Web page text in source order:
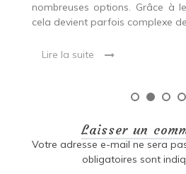
nombreuses options. Grâce à
cela devient parfois complexe
Lire la suite
Laisser un
Votre adresse e-mail ne sera
obligatoires sont